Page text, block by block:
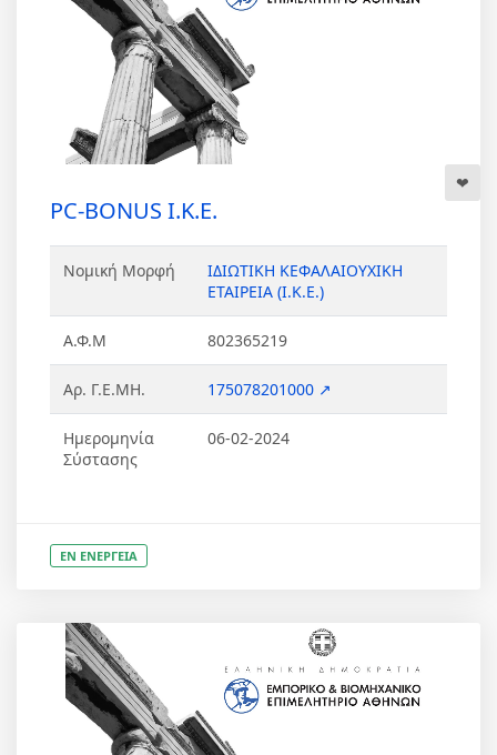
PC-BONUS Ι.Κ.Ε.
Νομική Μορφή
ΙΔΙΩΤΙΚΗ ΚΕΦΑΛΑΙΟΥΧΙΚΗ
ΕΤΑΙΡΕΙΑ (Ι.Κ.Ε.)
Α.Φ.Μ 802365219
Αρ. Γ.Ε.ΜΗ. 175078201000 ↗
Ημερομηνία
Σύστασης
06-02-2024
ΕΝ ΕΝΕΡΓΕΙΑ